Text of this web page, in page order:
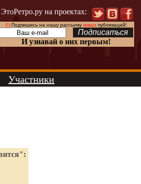
ЭтоРетро.ру на проектах:
(!)Подпишись на нашу рассылку новыхпубликаций!
И узнавай о них первым!
Участники